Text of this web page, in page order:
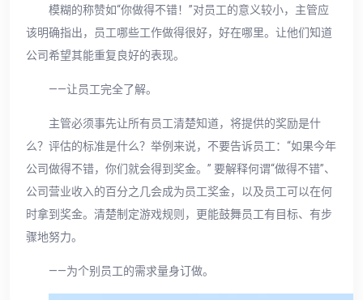
模糊的称赞如“你做得不错！”对员工的意义较小，主管应
该明确指出，员工哪些工作做得很好，好在哪里。让他们知道
公司希望其能重复良好的表现。
——让员工完全了解。
主管必须事先让所有员工清楚知道，将提供的奖励是什
么？评估的标准是什么？举例来说，不要告诉员工：“如果今年
公司做得不错，你们就会得到奖金。” 要解释何谓“做得不错”、
公司营业收入的百分之几会成为员工奖金，以及员工可以在何
时拿到奖金。清楚制定游戏规则，更能鼓舞员工有目标、有步
骤地努力。
——为个别员工的需求量身订做。